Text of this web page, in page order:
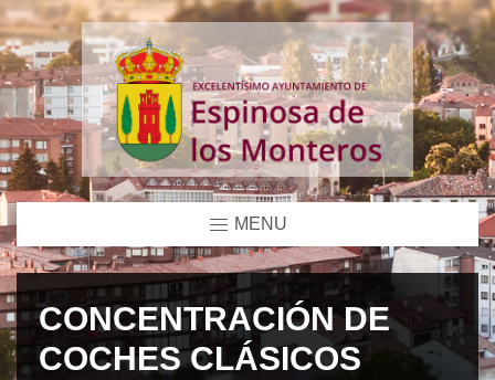
MENU
CONCENTRACIÓN DE
COCHES CLÁSICOS